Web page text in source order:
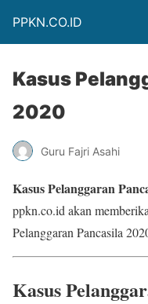
PPKN.CO.ID
Kasus
2020
Guru Fajri Asahi
Kasus Pelanggaran
ppkn.co.id akan
Pelanggaran Pancasila
Kasus